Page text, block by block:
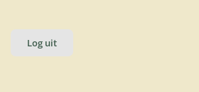
Log uit